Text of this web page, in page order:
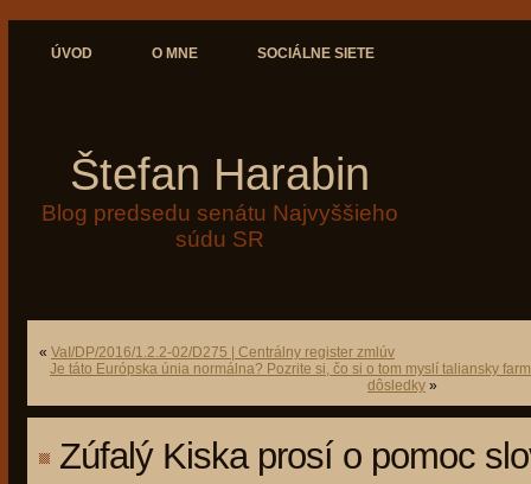
ÚVOD O MNE SOCIÁLNE SIETE
Štefan Harabin
Blog predsedu senátu Najvyššieho
súdu SR
« VaI/DP/2016/1.2.2-02/D275 | Centrálny register zmlúv
Je táto Európska únia normálna? Pozrite si, čo si o tom myslí taliansky
dôsledky »
Zúfalý Kiska prosí o pomoc